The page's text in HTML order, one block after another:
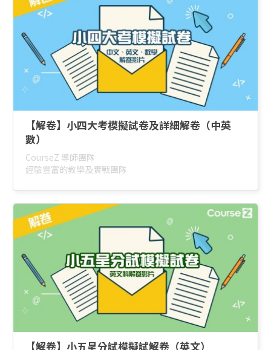
【解卷】小四大考模擬試卷及詳細解卷（中英
數）
CourseZ 導師團隊
經驗豐富的教學及實戰團隊
【解卷】小五呈分試模擬試解卷（英文）